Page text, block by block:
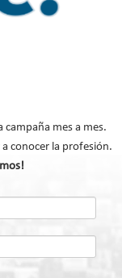
te lo pierdas!
campaña mes a mes.
conocer la profesión.